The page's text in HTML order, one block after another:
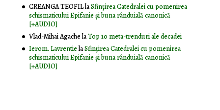
CREANGA TEOFILlaSfințirea Catedralei cu pomenirea
schismaticului Epifanie și buna rânduială canonică
[+AUDIO]
Vlad-Mihai AgachelaTop 10 meta-trenduri ale decadei
Ierom. LavrentielaSfințirea Catedralei cu pomenirea
schismaticului Epifanie și buna rânduială canonică
[+AUDIO]